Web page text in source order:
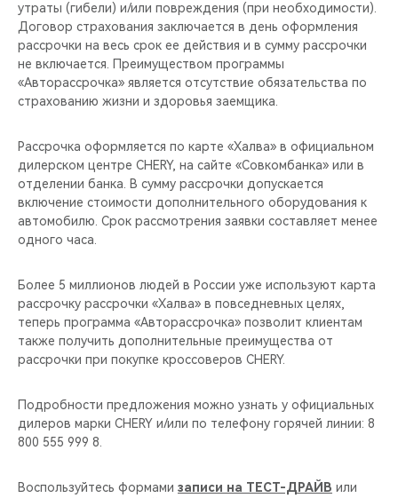
утраты (гибели) и/или повреждения (при необходимости).
Договор страхования заключается в день оформления
рассрочки на весь срок ее действия и в сумму рассрочки
не включается. Преимуществом программы
«Авторассрочка» является отсутствие обязательства по
страхованию жизни и здоровья заемщика.
Рассрочка оформляется по карте «Халва» в официальном
дилерском центре CHERY, на сайте «Совкомбанка» или в
отделении банка. В сумму рассрочки допускается
включение стоимости дополнительного оборудования к
автомобилю. Срок рассмотрения заявки составляет менее
одного часа.
Более 5 миллионов людей в России уже используют карта
рассрочку рассрочки «Халва» в повседневных целях,
теперь программа «Авторассрочка» позволит клиентам
также получить дополнительные преимущества от
рассрочки при покупке кроссоверов CHERY.
Подробности предложения можно узнать у официальных
дилеров марки CHERY и/или по телефону горячей линии: 8
800 555 999 8.
Воспользуйтесь формами записи на ТЕСТ-ДРАЙВ или